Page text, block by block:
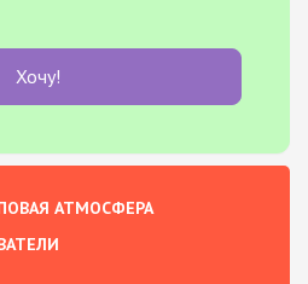
Хочу!
АТМОСФЕРА